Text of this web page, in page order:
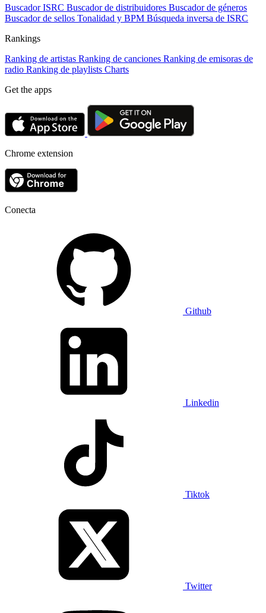
Buscador ISRC Buscador de distribuidores Buscador de géneros
Buscador de sellos Tonalidad y BPM Búsqueda inversa de ISRC
Rankings
Ranking de artistas Ranking de canciones Ranking de emisoras de
radio Ranking de playlists Charts
Get the apps
Chrome extension
Conecta
Github
Linkedin
Tiktok
Twitter